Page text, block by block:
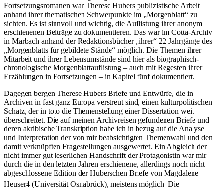
Mitarbeit, ihrer Übersetzungstätigkeit und als Schreiberin von
Fortsetzungsromanen war Therese Hubers publizistische Arbeit
anhand ihrer thematischen Schwerpunkte im „Morgenblatt“ zu
sichten. Es ist sinnvoll und wichtig, die Auflistung ihrer anonym
erschienenen Beiträge zu dokumentieren. Das war im Cotta-Archiv
in Marbach anhand der Redaktionsbücher „ihrer“ 22 Jahrgänge des
„Morgenblatts für gebildete Stände“ möglich. Die Themen ihrer
Mitarbeit und ihrer Lebensumstände sind hier als biographisch-
chronologische Morgenblattauflistung – auch mit Regesten ihrer
Dagegen bergen Therese Hubers Briefe und Entwürfe, die in
Archiven in fast ganz Europa verstreut sind, einen kulturpolitischen
Schatz, der in toto die Themenstellung einer Dissertation weit
überschreitet. Die auf meinen Archivreisen gefundenen Briefe und
deren akribische Transkription habe ich in bezug auf die Analyse
und Interpretation der von mir beabsichtigten Themenwahl und den
damit verknüpften Fragestellungen ausgewertet. Ein Abgleich der
nicht immer gut leserlichen Handschrift der Protagonistin war mir
durch die in den letzten Jahren erschienene, allerdings noch nicht
abgeschlossene Edition der Huberschen Briefe von Magdalene